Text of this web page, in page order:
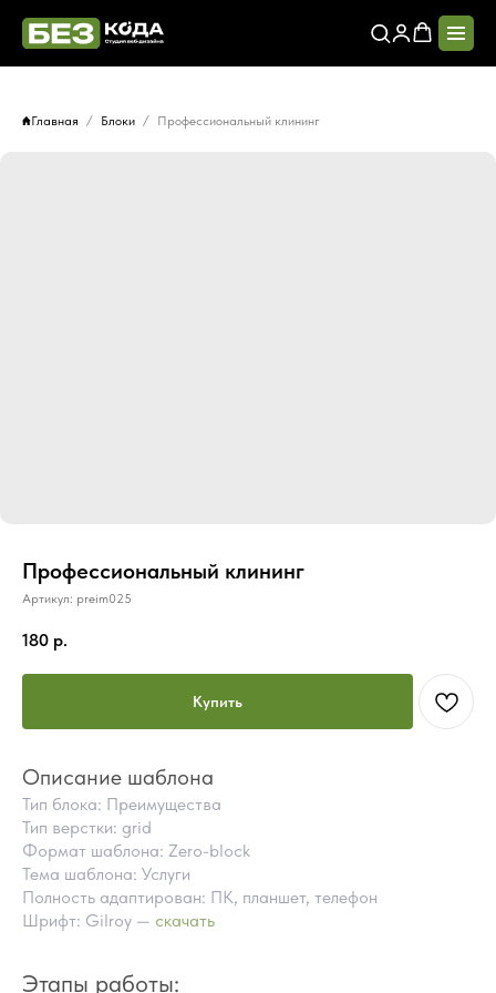
Главная Блоки Профессиональный клининг
Профессиональный клининг
Артикул: preim025
180 р.
Купить
Описание шаблона
Тип блока: Преимущества
Тип верстки: grid
Формат шаблона: Zero-block
Тема шаблона: Услуги
Полность адаптирован: ПК, планшет, телефон
Шрифт: Gilroy — скачать
Этапы работы:
ПОЧЕМУ СТОИТ КУПИТЬ
ВМЕСТО ЗАКАЗА